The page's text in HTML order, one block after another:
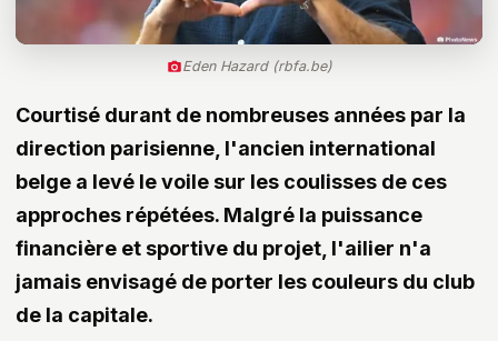
Eden Hazard (rbfa.be)
Courtisé durant de nombreuses années par la
direction parisienne, l'ancien international
belge a levé le voile sur les coulisses de ces
approches répétées. Malgré la puissance
financière et sportive du projet, l'ailier n'a
jamais envisagé de porter les couleurs du club
de la capitale.